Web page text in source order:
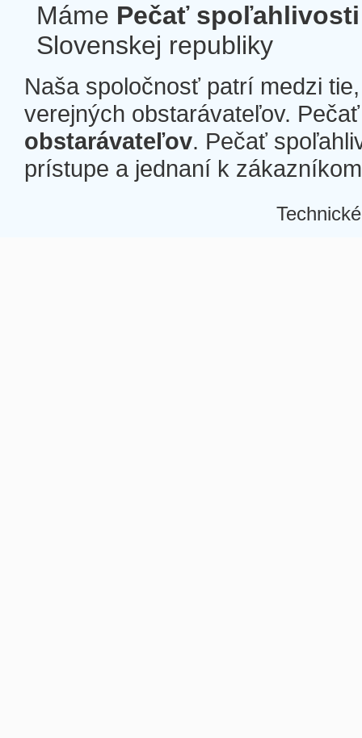
Máme Pečať spoľahlivosti
Slovenskej republiky
Naša spoločnosť patrí medzi
verejných obstarávateľov.
obstarávateľov. Pečať
prístupe a jednaní k